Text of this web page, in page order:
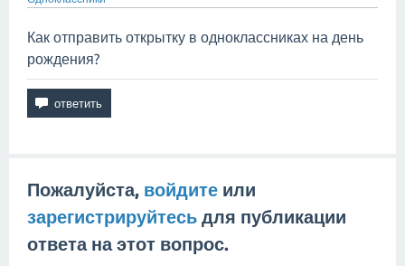
Как отправить открытку в одноклассниках на день
рождения?
Пожалуйста, войдите или
зарегистрируйтесь для публикации
ответа на этот вопрос.